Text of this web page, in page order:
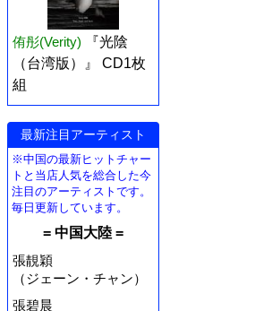
侑彤(Verity)
『光陰
（台湾版）』 CD1枚
組
最新注目アーティスト
※中国の最新ヒットチャー
トと当店人気を総合した今
注目のアーティストです。
毎日更新しています。
= 中国大陸 =
張靚穎
（ジェーン・チャン）
張碧晨